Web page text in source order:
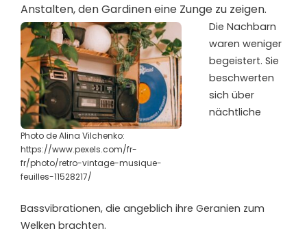
Anstalten, den Gardinen eine Zunge zu zeigen.
Photo de Alina Vilchenko:
https://www.pexels.com/fr-
fr/photo/retro-vintage-musique-
feuilles-11528217/
Die Nachbarn
waren weniger
begeistert. Sie
beschwerten
sich über
nächtliche
Bassvibrationen, die angeblich ihre Geranien zum
Welken brachten.